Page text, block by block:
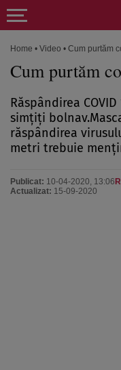
Home • Video • Cum purtăm
Cum purtăm
Răspândirea
simţiţi
răspândirea
metri trebuie
Publicat: 10-04-2020, 13:06
Actualizat: 15-09-2020